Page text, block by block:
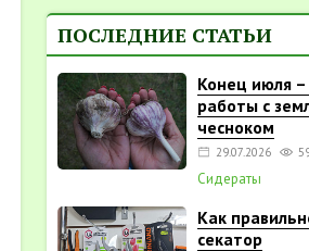
ПОСЛЕДНИЕ СТАТЬИ
Конец июля –
работы с
чесноком
29.07.2026
Сидераты
Как
секатор